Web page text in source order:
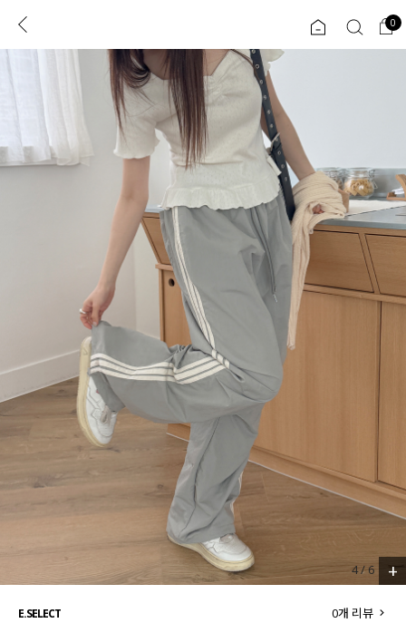
로그인 0
콘텐츠 리뷰 & 혜택 플러스핏 회원혜택
CATEGORY COMMUNITY
인플루언서 pick!
베스트
MADE
세트할인 ~30%
하객룩
110사이즈
익스클루시브
티셔츠
니트
블라우스
원피스
팬츠
스커트
0
4/6 +
E.SELECT 0개 리뷰